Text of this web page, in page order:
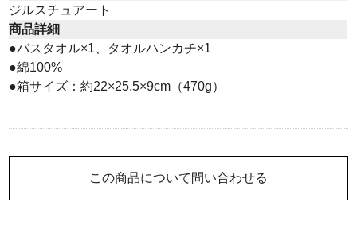
この商品について問い合わせる
ジルスチュアート
商品詳細
●バスタオル×1、タオルハンカチ×1
●綿100%
●箱サイズ：約22×25.5×9cm（470g）